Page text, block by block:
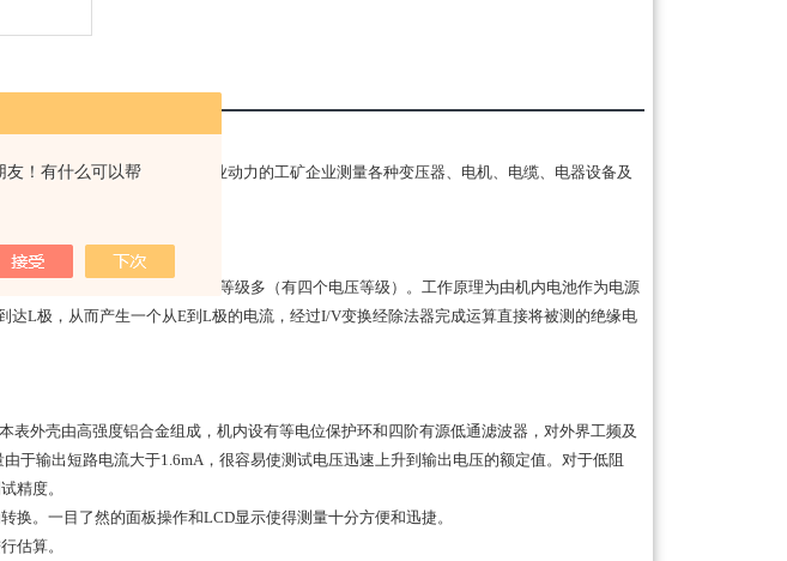
友！有什么可以帮
通信部门以及利用电力作为工业动力的工矿企业测量各种变压器、电机、电缆、电器设备及
试验和检定*的仪器。
大，短路电流值高，输出电压等级多（有四个电压等级）。工作原理为由机内电池作为电源
达L极，从而产生一个从E到L极的电流，经过I/V变换经除法器完成运算直接将被测的绝缘电
外壳由高强度铝合金组成，机内设有等电位保护环和四阶有源低通滤波器，对外界工频及
于输出短路电流大于1.6mA，很容易使测试电压迅速上升到输出电压的额定值。对于低阻
精度。
换。一目了然的面板操作和LCD显示使得测量十分方便和迅捷。
估算。